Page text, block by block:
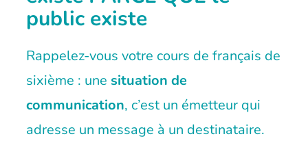
public existe
Rappelez-vous votre cours de français de
sixième : une situation de
communication, c’est un émetteur qui
adresse un message à un destinataire.